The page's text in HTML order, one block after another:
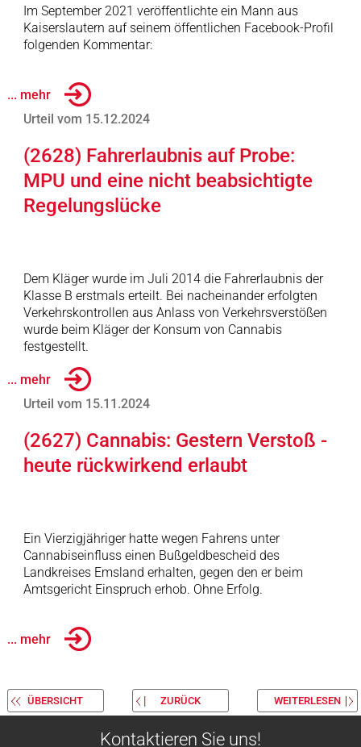
Im September 2021 veröffentlichte ein Mann aus
Kaiserslautern auf seinem öffentlichen Facebook-Profil
folgenden Kommentar:
... mehr
Urteil vom 15.12.2024
(2628) Fahrerlaubnis auf Probe:
MPU und eine nicht beabsichtigte
Regelungslücke
Dem Kläger wurde im Juli 2014 die Fahrerlaubnis der
Klasse B erstmals erteilt. Bei nacheinander erfolgten
Verkehrskontrollen aus Anlass von Verkehrsverstößen
wurde beim Kläger der Konsum von Cannabis
festgestellt.
... mehr
Urteil vom 15.11.2024
(2627) Cannabis: Gestern Verstoß -
heute rückwirkend erlaubt
Ein Vierzigjähriger hatte wegen Fahrens unter
Cannabiseinfluss einen Bußgeldbescheid des
Landkreises Emsland erhalten, gegen den er beim
Amtsgericht Einspruch erhob. Ohne Erfolg.
... mehr
ÜBERSICHT ZURÜCK WEITERLESEN
Kontaktieren Sie uns!